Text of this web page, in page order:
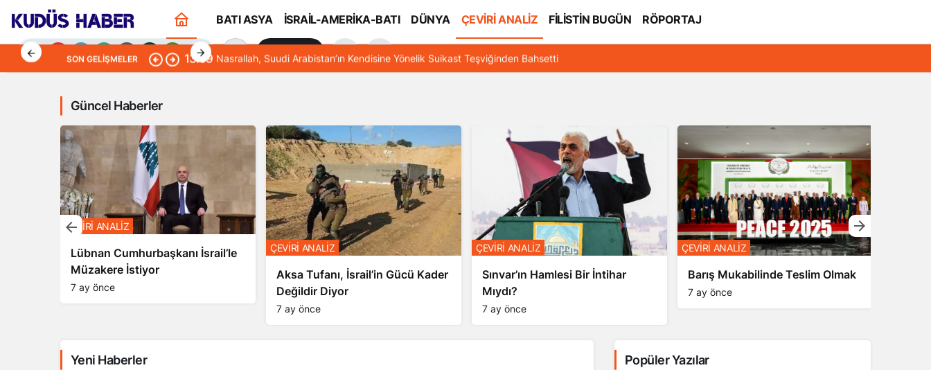
BATI ASYA İSRAİL-AMERİKA-BATI DÜNYA ÇEVİRİ ANALİZ FİLİSTİN BUGÜN RÖPORTAJ
Gündüz Modu
Gündüz modunu seçin.
Gece Modu
Gece modunu seçin.
Sistem Modu
Sistem modunu seçin.
Sana Özel
SON GELIŞMELER 13:09 Nasrallah, Suudi Arabistan’ın Kendisine Yönelik Suikast Teşviğinden Bahsetti
Güncel Haberler
ÇEVİRİ ANALİZ
Lübnan Cumhurbaşkanı İsrail’le
Müzakere İstiyor
7 ay önce
ÇEVİRİ ANALİZ
Aksa Tufanı, İsrail’in Gücü Kader
Değildir Diyor
7 ay önce
ÇEVİRİ ANALİZ
Sınvar’ın Hamlesi Bir İntihar
Mıydı?
7 ay önce
ÇEVİRİ ANALİZ
Barış Mukabilinde Teslim Olmak
7 ay önce
Yeni Haberler Popüler Yazılar